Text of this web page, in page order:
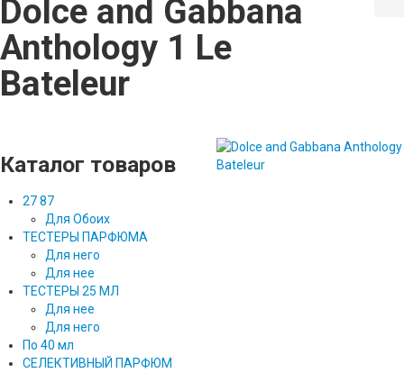
Dolce and Gabbana
Anthology 1 Le
Bateleur
Каталог товаров
27 87
Для Обоих
ТЕСТЕРЫ ПАРФЮМА
Для него
Для нее
ТЕСТЕРЫ 25 МЛ
Для нее
Для него
По 40 мл
СЕЛЕКТИВНЫЙ ПАРФЮМ